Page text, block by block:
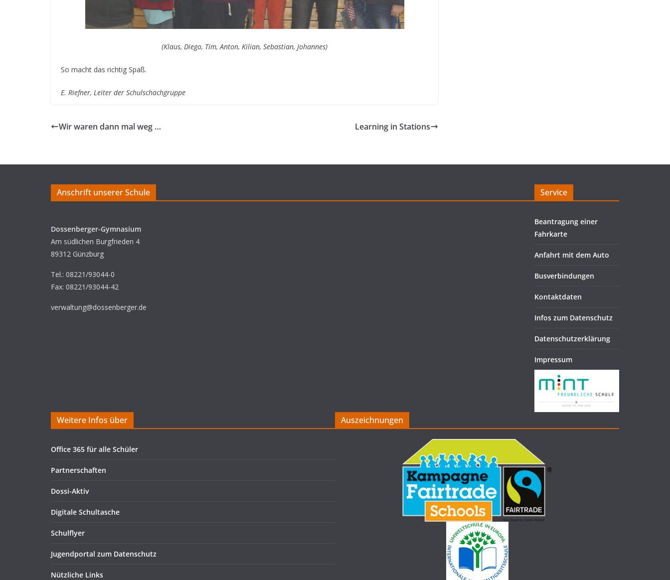
(Klaus, Diego, Tim, Anton, Kilian, Sebastian, Johannes)
So macht das richtig Spaß.
E. Riefner, Leiter der Schulschachgruppe
Wir waren dann mal weg … Learning in Stations
Anschrift unserer Schule
Dossenberger-Gymnasium
Am südlichen Burgfrieden 4
89312 Günzburg
Tel.: 08221/93044-0
Fax: 08221/93044-42
verwaltung@dossenberger.de
Service
Beantragung einer
Fahrkarte
Anfahrt mit dem Auto
Busverbindungen
Kontaktdaten
Infos zum Datenschutz
Datenschutzerklärung
Impressum
Weitere Infos über
Office 365 für alle Schüler
Partnerschaften
Dossi-Aktiv
Digitale Schultasche
Schulflyer
Jugendportal zum Datenschutz
Nützliche Links
Auszeichnungen